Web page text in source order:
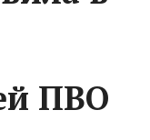
ПВО